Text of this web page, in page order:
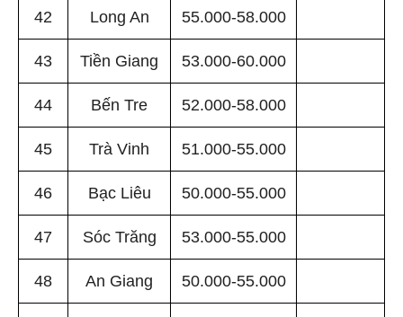
42 Long An 55.000-58.000
43 Tiền Giang 53.000-60.000
44 Bến Tre 52.000-58.000
45 Trà Vinh 51.000-55.000
46 Bạc Liêu 50.000-55.000
47 Sóc Trăng 53.000-55.000
48 An Giang 50.000-55.000